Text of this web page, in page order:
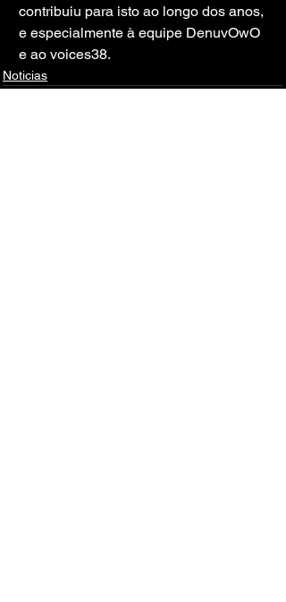
contribuiu para isto ao longo dos anos,
e especialmente à equipe DenuvOwO
e ao voices38.
Noticias